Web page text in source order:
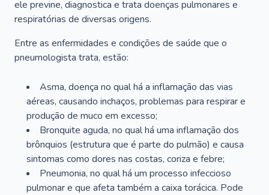
ele previne, diagnostica e trata doenças pulmonares e
respiratórias de diversas origens.
Entre as enfermidades e condições de saúde que o
pneumologista trata, estão:
Asma, doença no qual há a inflamação das vias
aéreas, causando inchaços, problemas para respirar e
produção de muco em excesso;
Bronquite aguda, no qual há uma inflamação dos
brônquios (estrutura que é parte do pulmão) e causa
sintomas como dores nas costas, coriza e febre;
Pneumonia, no qual há um processo infeccioso
pulmonar e que afeta também a caixa torácica. Pode